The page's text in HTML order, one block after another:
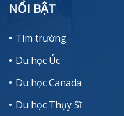
NỔI BẬT
Tìm trường
Du học Úc
Du học Canada
Du học Thụy Sĩ